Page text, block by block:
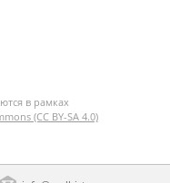
в рамках
(CC BY-SA 4.0)